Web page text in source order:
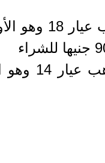
فيما وصل سعر